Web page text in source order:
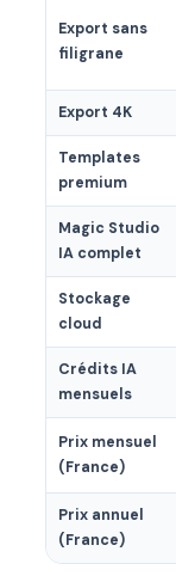
Export sans
filigrane
Export 4K
Templates
premium
Magic Studio
IA complet
Stockage
cloud
Crédits IA
mensuels
Prix mensuel
(France)
Prix annuel
(France)